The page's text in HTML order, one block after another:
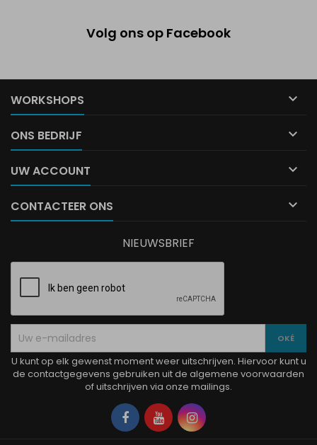
Volg ons op Facebook
WORKSHOPS 
ONS BEDRIJF 
UW ACCOUNT 
CONTACTEER ONS 
NIEUWSBRIEF
U kunt op elk gewenst moment weer uitschrijven. Hiervoor kunt u
de contactgegevens gebruiken uit de algemene voorwaarden
of uitschrijven via onze mailings.
Facebook
YouTubeInstagram